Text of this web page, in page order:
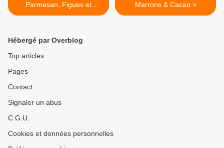
Parmesan, Figues et
Vinaigre Balsamique
Marrons & Cacao >
Hébergé par Overblog
Top articles
Pages
Contact
Signaler un abus
C.G.U.
Cookies et données personnelles